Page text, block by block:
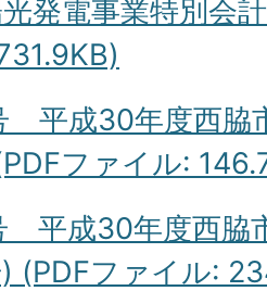
発電事業特別会
平成30年度西脇
ファイル:
平成30年度西脇
(PDFファイル: